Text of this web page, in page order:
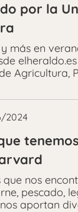
por la
más en
2024
nos
pescado,
aportan